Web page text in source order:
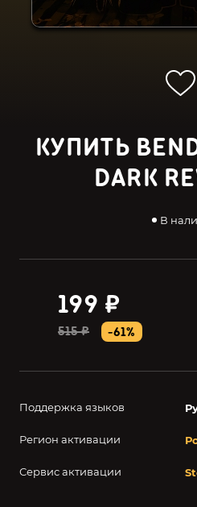
КУПИТЬ
DARK
В
199 ₽
515 ₽ -61%
Поддержка языков
Регион активации
Сервис активации